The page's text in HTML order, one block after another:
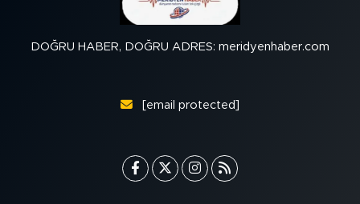
DOĞRU HABER, DOĞRU ADRES: meridyenhaber.com
[email protected]